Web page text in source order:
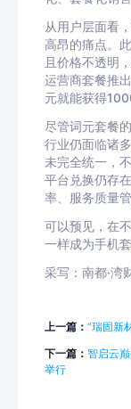
从用户层面看
高昂的痛点。
且价格不透明
运营商套餐推
元就能获得
尽管词元套餐
行业仍面临诸
未完全统一，
平台兑换仍存
率、服务质量
可以预见，在
一样成为手机
采写：南都·湾
上一篇： “瑞固新
下一篇： 智启云
举行